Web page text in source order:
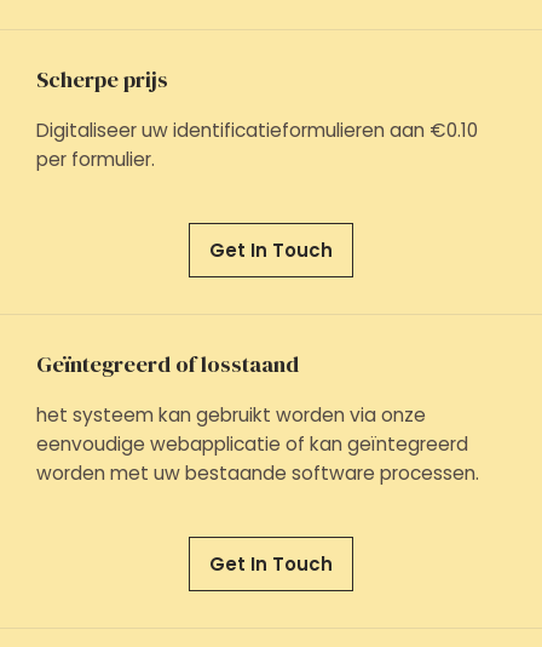
Scherpe prijs
Digitaliseer uw identificatieformulieren aan €0.10
per formulier.
Get In Touch
Geïntegreerd of losstaand​
het systeem kan gebruikt worden via onze
eenvoudige webapplicatie of kan geïntegreerd
worden met uw bestaande software processen.
Get In Touch